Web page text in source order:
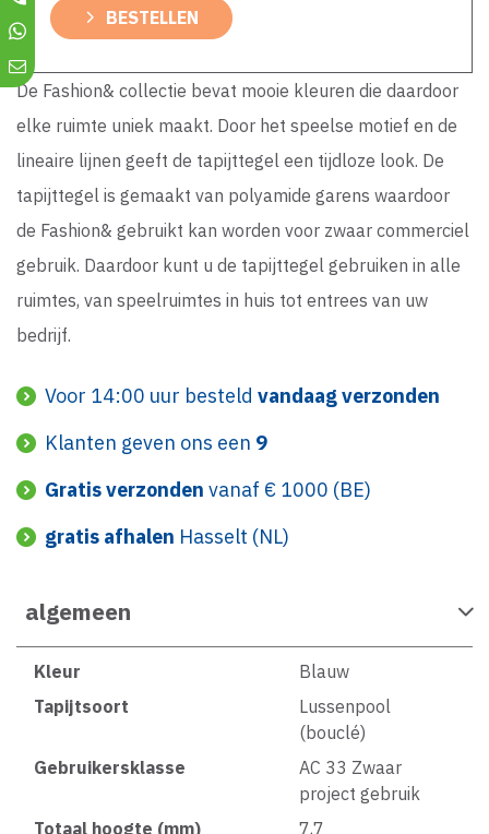
BESTELLEN
De Fashion& collectie bevat mooie kleuren die daardoor
elke ruimte uniek maakt. Door het speelse motief en de
lineaire lijnen geeft de tapijttegel een tijdloze look. De
tapijttegel is gemaakt van polyamide garens waardoor
de Fashion& gebruikt kan worden voor zwaar commerciel
gebruik. Daardoor kunt u de tapijttegel gebruiken in alle
ruimtes, van speelruimtes in huis tot entrees van uw
bedrijf.
Voor 14:00 uur besteld vandaag verzonden
Klanten geven ons een 9
Gratis verzonden vanaf € 1000 (BE)
gratis afhalen Hasselt (NL)
algemeen
Kleur
Blauw
Tapijtsoort
Lussenpool
(bouclé)
Gebruikersklasse
AC 33 Zwaar
project gebruik
Totaal hoogte (mm)
7,7